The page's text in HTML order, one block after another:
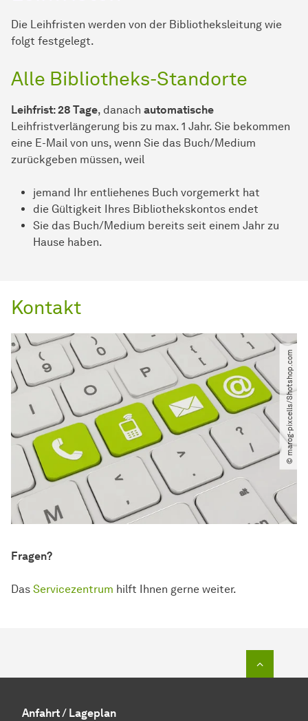
Die Leihfristen werden von der Bibliotheksleitung wie
folgt festgelegt.
Alle Bibliotheks-Standorte
Leihfrist: 28 Tage, danach automatische
Leihfristverlängerung bis zu max. 1 Jahr. Sie bekommen
eine E-Mail von uns, wenn Sie das Buch/Medium
zurückgeben müssen, weil
jemand Ihr entliehenes Buch vorgemerkt hat
die Gültigkeit Ihres Bibliothekskontos endet
Sie das Buch/Medium bereits seit einem Jahr zu
Hause haben.
Kontakt
© marog-pixcells​/​Shotshop.com
Fragen?
Das Servicezentrum hilft Ihnen gerne weiter.
Anfahrt / Lageplan